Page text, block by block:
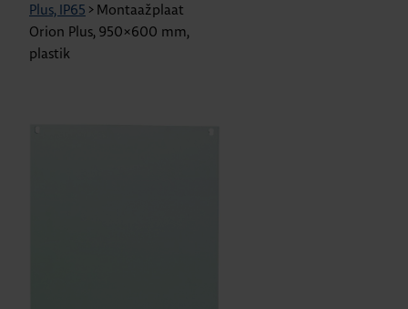
Plus, IP65 > Montaažplaat
Orion Plus, 950×600 mm,
plastik